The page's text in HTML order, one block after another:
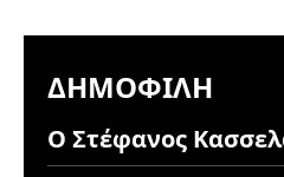
ΔΗΜΟΦΙΛΉ
Ο Στέφανος